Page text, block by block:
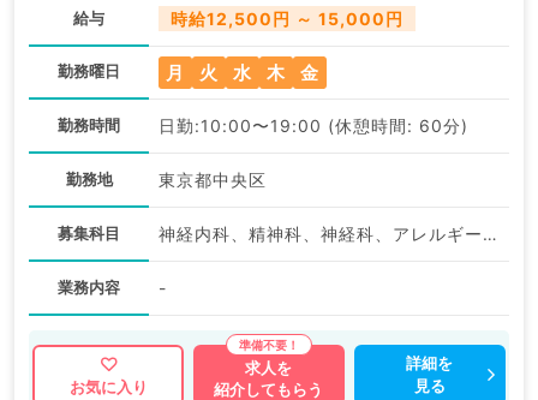
給与 時給12,500円 ～ 15,000円
勤務曜日 月 火 水 木 金
勤務時間 日勤:10:00〜19:00 (休憩時間: 60分)
勤務地 東京都中央区
募集科目 神経内科、精神科、神経科、アレルギー科、リウマチ科、小児科、整形外科、形成外科、美容外科、脳神経外科、呼吸器外科、心臓血管外科、小児外科、皮膚科、泌尿器科、産婦人科、産科、婦人科、眼科、耳鼻咽喉科、気管食道科、放射線科、リハビリテーション科、麻酔科、ペインクリニック、人工透析科、緩和ケア科、一般内科、循環器内科、呼吸器内科、消化器内科、内分泌・代謝内科、腎臓内科、老年内科、血液内科、外科系全般、一般外科、消化器外科、乳腺外科、総合診療科、美容皮膚科、健診・人間ドック、救急科・ＩＣＵ、病理科、基礎医学系、膠原病科、スポーツ整形外科、大腸・肛門外科、その他、産業医、科目不問
業務内容 -
お気に入り
求人を
紹介してもらう
詳細を
見る